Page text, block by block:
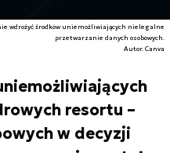
wdrożyć środków uniemożliwiających nielegalne
przetwarzanie danych osobowych.
Autor. Canva
resortu –
w decyzji